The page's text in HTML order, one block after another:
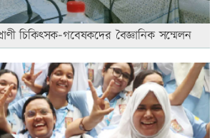
চিকিৎসক-গবেষকদের বৈজ্ঞানিক সম্মেলন